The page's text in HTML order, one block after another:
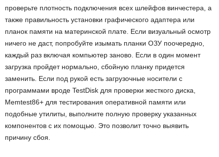
проверьте плотность подключения всех шлейфов винчестера, а
также правильность установки графического адаптера или
планок памяти на материнской плате. Если визуальный осмотр
ничего не даст, попробуйте изымать планки ОЗУ поочередно,
каждый раз включая компьютер заново. Если в один момент
загрузка пройдет нормально, сбойную планку придется
заменить. Если под рукой есть загрузочные носители с
программами вроде TestDisk для проверки жесткого диска,
Memtest86+ для тестирования оперативной памяти или
подобные утилиты, выполните полную проверку указанных
компонентов с их помощью. Это позволит точно выявить
причину сбоя.